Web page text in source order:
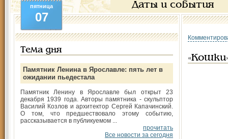
Даты и события
пятница
07
Тема дня
Памятник Ленина в Ярославле: пять лет в
ожидании пьедестала
Памятник Ленину в Ярославле был открыт 23
декабря 1939 года. Авторы памятника - скульптор
Василий Козлов и архитектор Сергей Капачинский.
О том, что предшествовало этому событию,
рассказывается в публикуемом ...
прочитать
Все новости за сегодня